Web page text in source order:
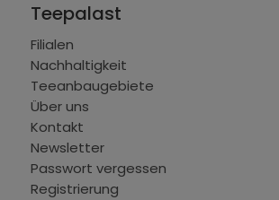
Teepalast
Filialen
Nachhaltigkeit
Teeanbaugebiete
Über uns
Kontakt
Newsletter
Passwort vergessen
Registrierung